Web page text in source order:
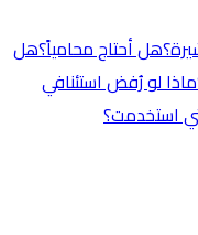
هل أحتاج محامياً؟هل
ماذا لو رُفض استئنافي
استخدمت؟